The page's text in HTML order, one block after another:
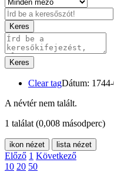
Keres
Keres
Clear tagDátum: 1744-
A névtér nem talált.
1 találat (0,008 másodperc)
ikon nézet lista nézet
Előző 1 Következő
10 20 50